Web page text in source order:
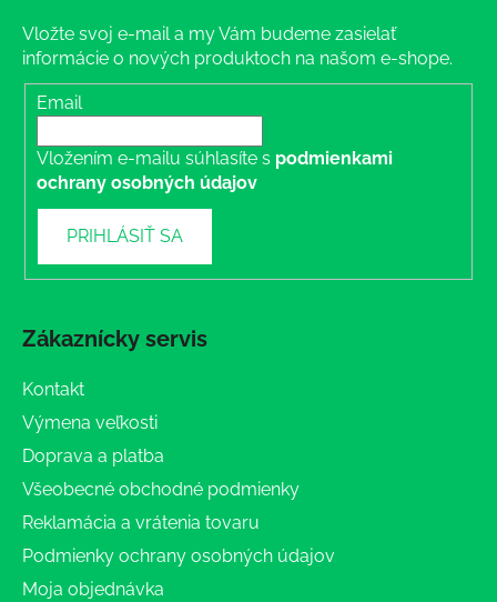
Vložte svoj e-mail a my Vám budeme zasielať
informácie o nových produktoch na našom e-shope.
Email
Vložením e-mailu súhlasíte s podmienkami
ochrany osobných údajov
PRIHLÁSIŤ SA
Zákaznícky servis
Kontakt
Výmena veľkosti
Doprava a platba
Všeobecné obchodné podmienky
Reklamácia a vrátenia tovaru
Podmienky ochrany osobných údajov
Moja objednávka